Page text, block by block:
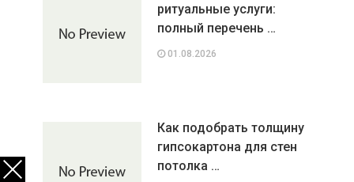
ритуальные услуги:
полный перечень …
01.08.2026
Как подобрать толщину
гипсокартона для стен
потолка …